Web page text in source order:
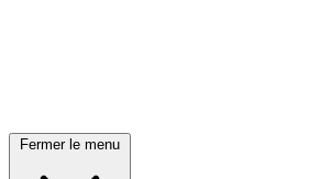
Fermer le menu